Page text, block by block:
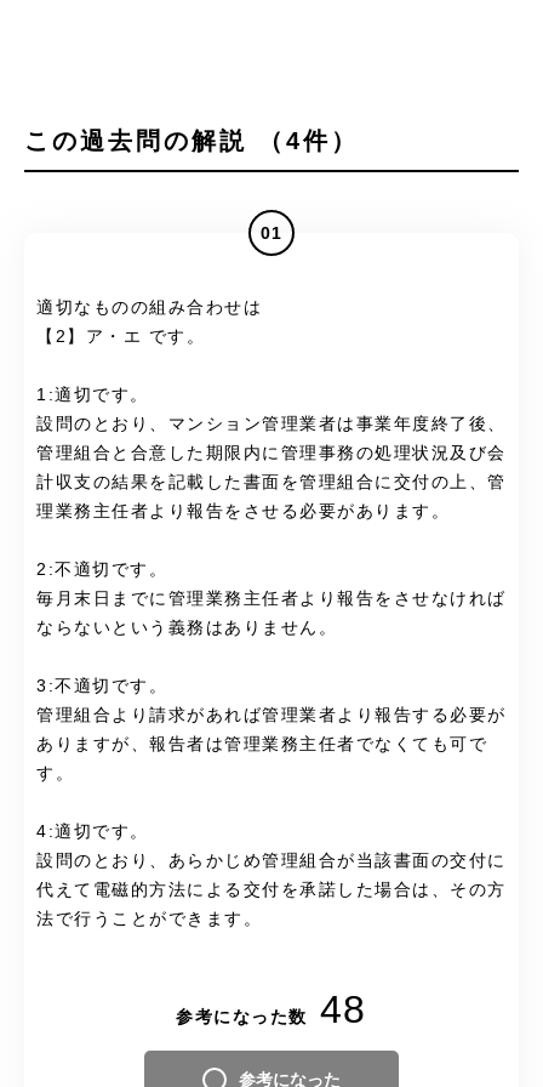
この過去問の解説 （4件）
01
適切なものの組み合わせは
【2】ア・エ です。
1:適切です。
設問のとおり、マンション管理業者は事業年度終了後、
管理組合と合意した期限内に管理事務の処理状況及び会
計収支の結果を記載した書面を管理組合に交付の上、管
理業務主任者より報告をさせる必要があります。
2:不適切です。
毎月末日までに管理業務主任者より報告をさせなければ
ならないという義務はありません。
3:不適切です。
管理組合より請求があれば管理業者より報告する必要が
ありますが、報告者は管理業務主任者でなくても可で
す。
4:適切です。
設問のとおり、あらかじめ管理組合が当該書面の交付に
代えて電磁的方法による交付を承諾した場合は、その方
法で行うことができます。
参考になった数 48
参考になった